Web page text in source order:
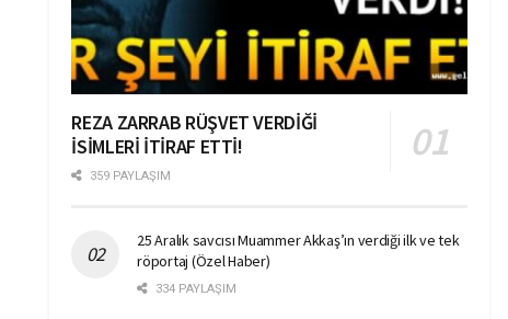
REZA ZARRAB RÜŞVET VERDİĞİ
İSİMLERİ İTİRAF ETTİ!
359 PAYLAŞIM
25 Aralık savcısı Muammer Akkaş’ın verdiği ilk ve tek
röportaj (Özel Haber)
334 PAYLAŞIM